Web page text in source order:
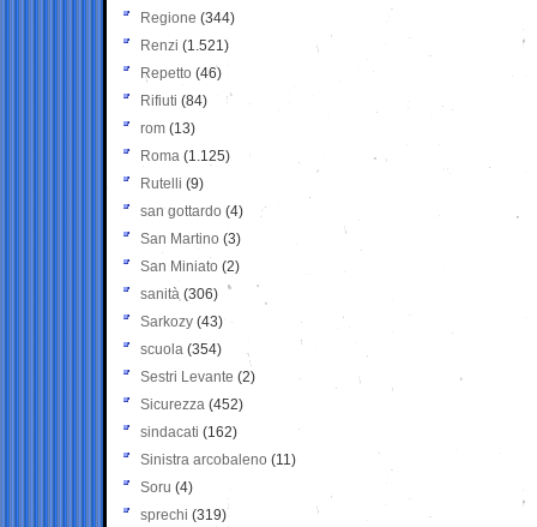
Regione (344)
Renzi (1.521)
Repetto (46)
Rifiuti (84)
rom (13)
Roma (1.125)
Rutelli (9)
san gottardo (4)
San Martino (3)
San Miniato (2)
sanità (306)
Sarkozy (43)
scuola (354)
Sestri Levante (2)
Sicurezza (452)
sindacati (162)
Sinistra arcobaleno (11)
Soru (4)
sprechi (319)